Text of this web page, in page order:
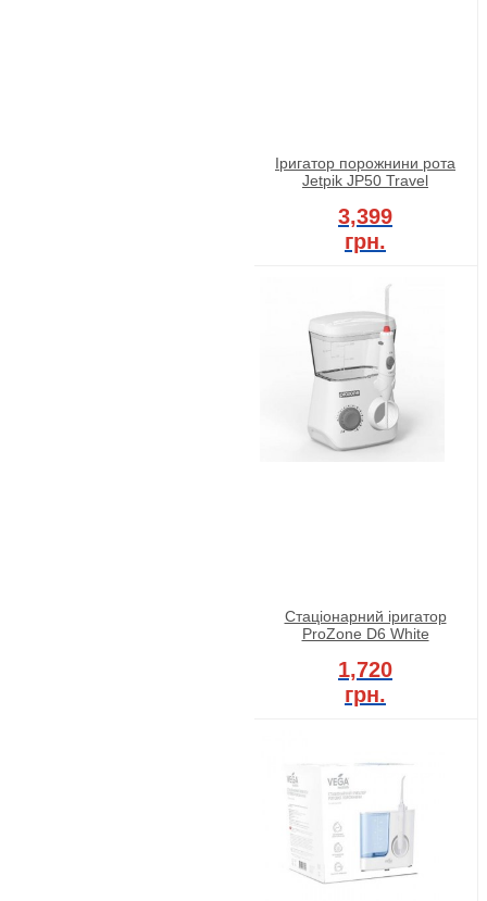
Іригатор порожнини рота
Jetpik JP50 Travel
3,399
грн.
Стаціонарний іригатор
ProZone D6 White
1,720
грн.